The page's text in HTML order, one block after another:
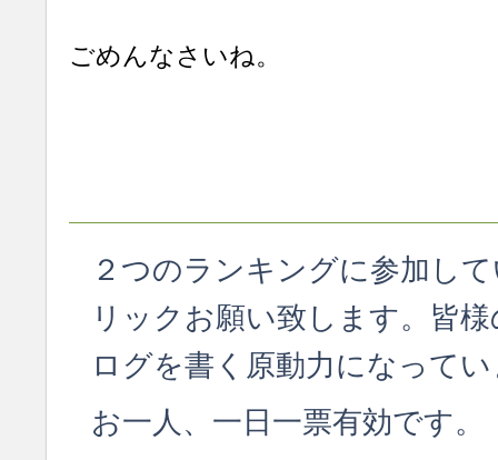
ごめんなさいね。
２つのランキングに参加し
リックお願い致します。皆
ログを書く原動力になって
お一人、一日一票有効です。